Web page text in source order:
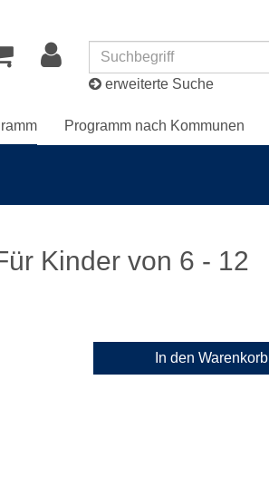
erweiterte Suche
Programm nach Kommunen
Kinder von 6 - 12
In den Warenkorb